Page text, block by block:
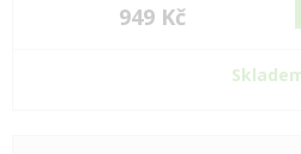
949 Kč